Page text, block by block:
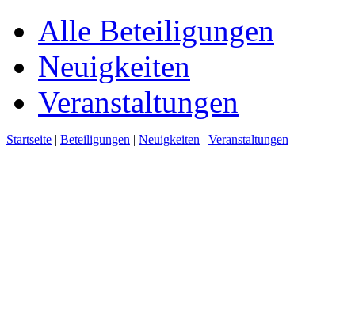
Alle Beteiligungen
Neuigkeiten
Veranstaltungen
Startseite | Beteiligungen | Neuigkeiten | Veranstaltungen